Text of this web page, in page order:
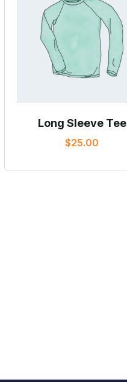
Long Sleeve Tee
$25.00